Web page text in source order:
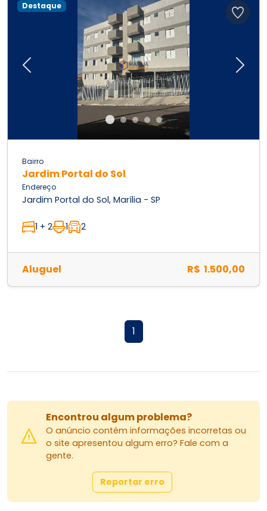
Previous Next
Destaque
Bairro
Jardim Portal do Sol
Endereço
Jardim Portal do Sol, Marília - SP
1 + 2 1 2
Aluguel R$ 1.500,00
1
Encontrou algum problema?
O anúncio contém informações incorretas ou
o site apresentou algum erro? Fale com a
gente.
Reportar erro